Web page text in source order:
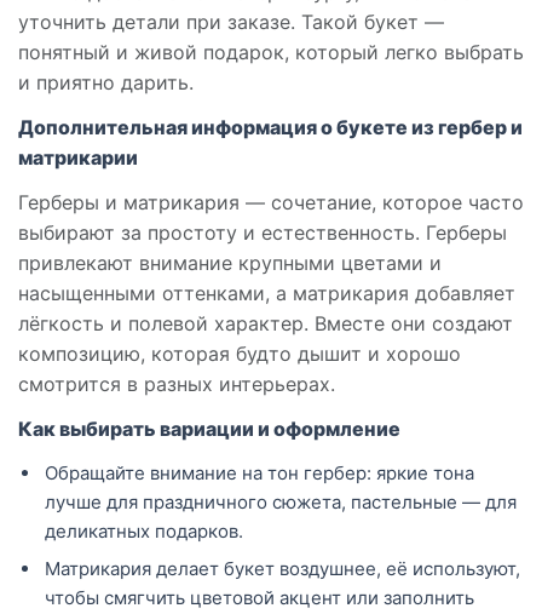
уточнить детали при заказе. Такой букет —
понятный и живой подарок, который легко выбрать
и приятно дарить.
Дополнительная информация о букете из гербер и
матрикарии
Герберы и матрикария — сочетание, которое часто
выбирают за простоту и естественность. Герберы
привлекают внимание крупными цветами и
насыщенными оттенками, а матрикария добавляет
лёгкость и полевой характер. Вместе они создают
композицию, которая будто дышит и хорошо
смотрится в разных интерьерах.
Как выбирать вариации и оформление
Обращайте внимание на тон гербер: яркие тона
лучше для праздничного сюжета, пастельные — для
деликатных подарков.
Матрикария делает букет воздушнее, её используют,
чтобы смягчить цветовой акцент или заполнить